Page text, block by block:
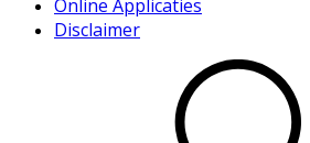
Online Applicaties
Disclaimer